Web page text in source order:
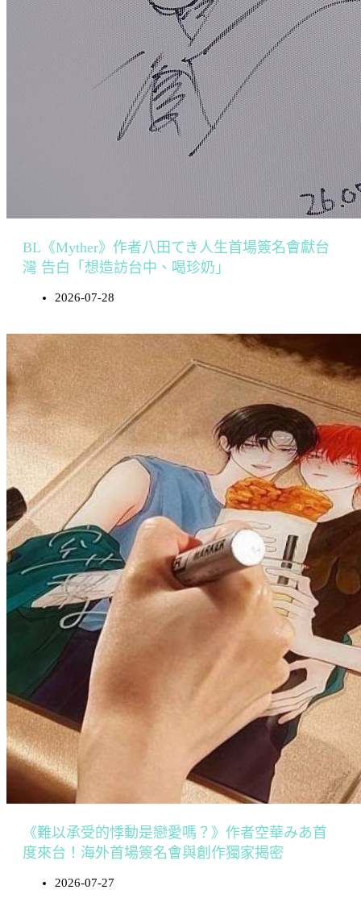
BL《Myther》作者八田てき人生首場簽名會獻台
灣 告白「想造訪台中、喝珍奶」
2026-07-28
《難以承受的悸動是戀愛嗎？》作者空華みあ首
度來台！海外首場簽名會與創作獨家揭密
2026-07-27